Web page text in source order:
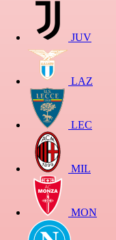
JUV
LAZ
LEC
MIL
MON